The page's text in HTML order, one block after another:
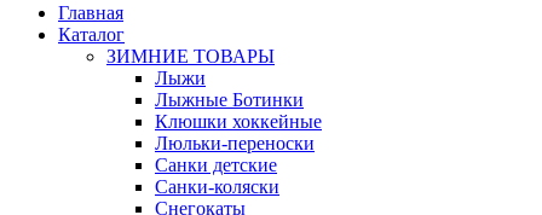
Главная
Каталог
ЗИМНИЕ ТОВАРЫ
Лыжи
Лыжные Ботинки
Клюшки хоккейные
Люльки-переноски
Санки детские
Санки-коляски
Снегокаты